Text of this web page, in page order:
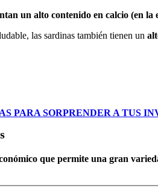
un alto contenido en calcio (en la
las sardinas también tienen un
PARA SORPRENDER A TUS
que permite una gran